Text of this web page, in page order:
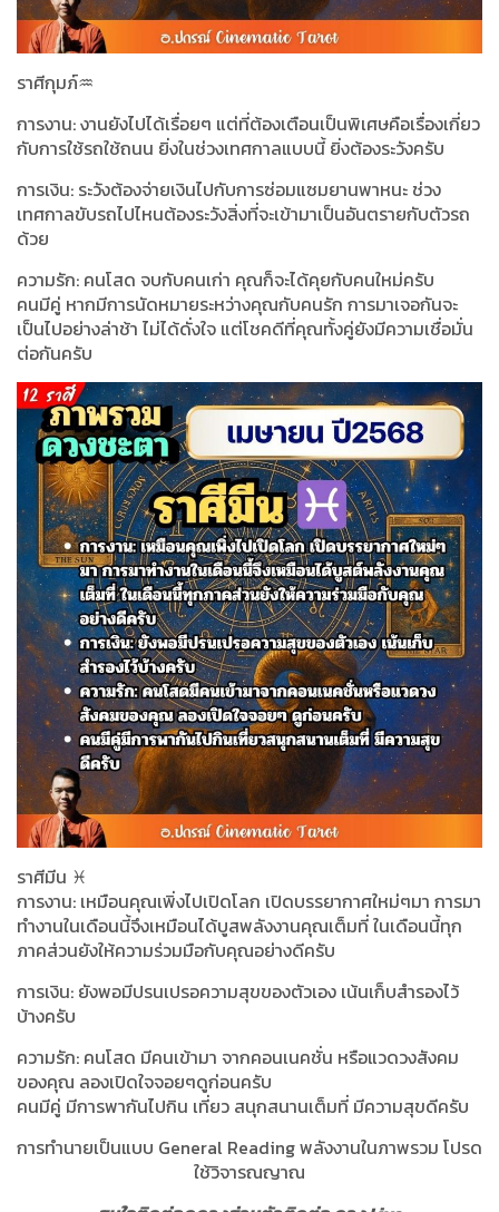
ราศีกุมภ์♒️
การงาน: งานยังไปได้เรื่อยๆ แต่ที่ต้องเตือนเป็นพิเศษคือเรื่องเกี่ยว
กับการใช้รถใช้ถนน ยิ่งในช่วงเทศกาลแบบนี้ ยิ่งต้องระวังครับ
การเงิน: ระวังต้องจ่ายเงินไปกับการซ่อมแซมยานพาหนะ ช่วง
เทศกาลขับรถไปไหนต้องระวังสิ่งที่จะเข้ามาเป็นอันตรายกับตัวรถ
ด้วย
ความรัก: คนโสด จบกับคนเก่า คุณก็จะได้คุยกับคนใหม่ครับ
คนมีคู่ หากมีการนัดหมายระหว่างคุณกับคนรัก การมาเจอกันจะ
เป็นไปอย่างล่าช้า ไม่ได้ดั่งใจ แต่โชคดีที่คุณทั้งคู่ยังมีความเชื่อมั่น
ต่อกันครับ
ราศีมีน ♓️
การงาน: เหมือนคุณเพิ่งไปเปิดโลก เปิดบรรยากาศใหม่ๆมา การมา
ทำงานในเดือนนี้จึงเหมือนได้บูสพลังงานคุณเต็มที่ ในเดือนนี้ทุก
ภาคส่วนยังให้ความร่วมมือกับคุณอย่างดีครับ
การเงิน: ยังพอมีปรนเปรอความสุขของตัวเอง เน้นเก็บสำรองไว้
บ้างครับ
ความรัก: คนโสด มีคนเข้ามา จากคอนเนคชั่น หรือแวดวงสังคม
ของคุณ ลองเปิดใจจอยๆดูก่อนครับ
คนมีคู่ มีการพากันไปกิน เที่ยว สนุกสนานเต็มที่ มีความสุขดีครับ
การทำนายเป็นแบบ General Reading พลังงานในภาพรวม โปรด
ใช้วิจารณญาณ